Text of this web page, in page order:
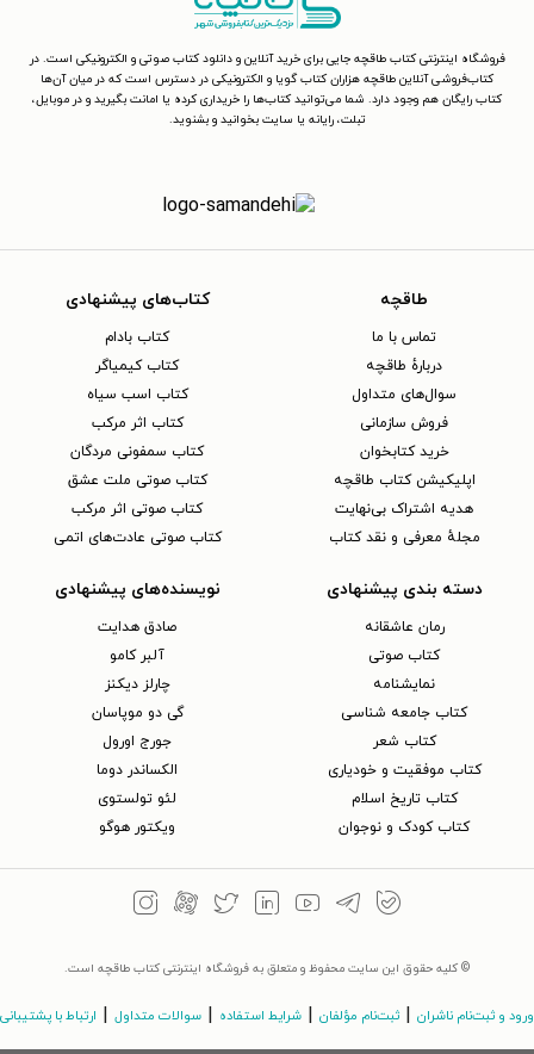
فروشگاه اینترنتی کتاب طاقچه جایی برای خرید آنلاین و دانلود کتاب صوتی و الکترونیکی است. در
کتاب‌فروشی آنلاین طاقچه هزاران کتاب گویا و الکترونیکی در دسترس است که در میان آن‌ها
کتاب رایگان هم وجود دارد. شما می‌توانید کتاب‌ها را خریداری کرده یا امانت بگیرید و در موبایل،
تبلت، رایانه یا سایت بخوانید و بشنوید.
طاقچه
تماس با ما
دربارهٔ طاقچه
سوال‌های متداول
فروش سازمانی
خرید کتابخوان
اپلیکیشن کتاب طاقچه
هدیه اشتراک بی‌نهایت
مجلهٔ معرفی و نقد کتاب
کتاب‌های پیشنهادی
کتاب بادام
کتاب کیمیاگر
کتاب اسب سیاه
کتاب اثر مرکب
کتاب سمفونی مردگان
کتاب صوتی ملت عشق
کتاب صوتی اثر مرکب
کتاب صوتی عادت‌های اتمی
دسته بندی پیشنهادی
رمان عاشقانه
کتاب‌ صوتی
نمایشنامه
کتاب جامعه شناسی
کتاب شعر
کتاب موفقیت و خودیاری
کتاب تاریخ اسلام
کتاب کودک و نوجوان
نویسنده‌های پیشنهادی
صادق هدایت
آلبر کامو
چارلز دیکنز
گی دو موپاسان
جورج اورول
الکساندر دوما
لئو تولستوی
ویکتور هوگو
© کلیه حقوق این سایت محفوظ و متعلق به فروشگاه اینترنتی کتاب طاقچه است.
ورود و ثبت‌نام ناشران ثبت‌نام مؤلفان شرایط استفاده سوالات متداول ارتباط با پشتیبانی